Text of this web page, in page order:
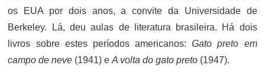
os EUA por dois anos, a convite da Universidade de
Berkeley. Lá, deu aulas de literatura brasileira. Há dois
livros sobre estes períodos americanos:Gato preto em
campo de neve (1941) eA volta do gato preto (1947).